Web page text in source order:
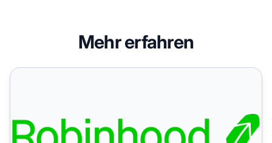
Mehr erfahren
Robinhood Affiliate-Programm